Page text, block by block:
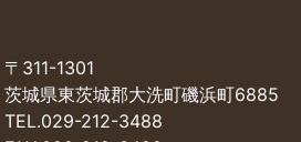
〒311-1301
茨城県東茨城郡大洗町磯浜町6885
TEL.029-212-3488